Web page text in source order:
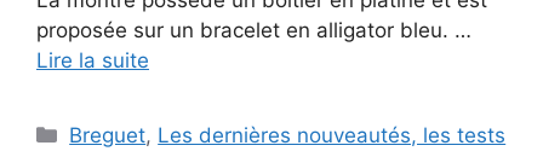
proposée sur un bracelet en alligator bleu. …
Lire la suite
Catégories
Breguet, Les dernières nouveautés, les tests